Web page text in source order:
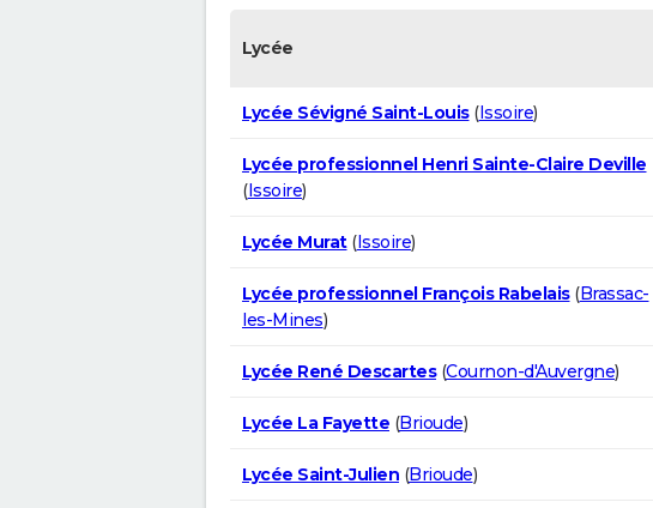
Lycée
Lycée Sévigné Saint-Louis(Issoire)
Lycée professionnel Henri Sainte-Claire Deville
(Issoire)
Lycée Murat(Issoire)
Lycée professionnel François Rabelais(Brassac-
les-Mines)
Lycée René Descartes(Cournon-d'Auvergne)
Lycée La Fayette (Brioude)
Lycée Saint-Julien (Brioude)